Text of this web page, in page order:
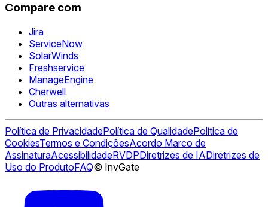
Compare com
Jira
ServiceNow
SolarWinds
Freshservice
ManageEngine
Cherwell
Outras alternativas
Política de PrivacidadePolítica de QualidadePolítica de
CookiesTermos e CondiçõesAcordo Marco de
AssinaturaAcessibilidadeRVDPDiretrizes de IADiretrizes de
Uso do ProdutoFAQ© InvGate